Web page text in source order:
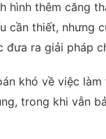
hình thêm căng
cần thiết, nhưng
ra giải pháp
khó về việc
trong khi vẫn